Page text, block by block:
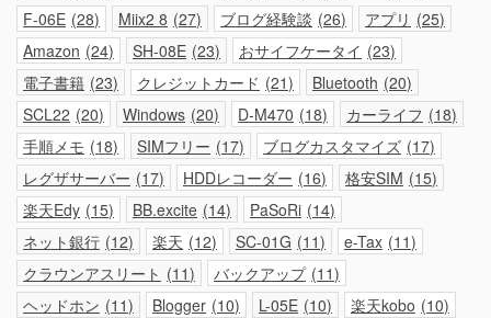
F-06E 28 Miix2 8 27 ブログ経験談 26 アプリ
25
Amazon 24 SH-08E 23 おサイフケータイ 23
電子書籍 23 クレジットカード 21 Bluetooth 20
SCL22 20 Windows 20 D-M470 18 カーライフ
18
手順メモ 18 SIMフリー 17 ブログカスタマイズ 17
レグザサーバー 17 HDDレコーダー 16 格安SIM 15
楽天Edy 15 BB.excite 14 PaSoRi 14
ネット銀行 12 楽天 12 SC-01G 11 e-Tax 11
クラウンアスリート
11 バックアップ 11
ヘッドホン 11 Blogger 10 L-05E 10 楽天kobo 10